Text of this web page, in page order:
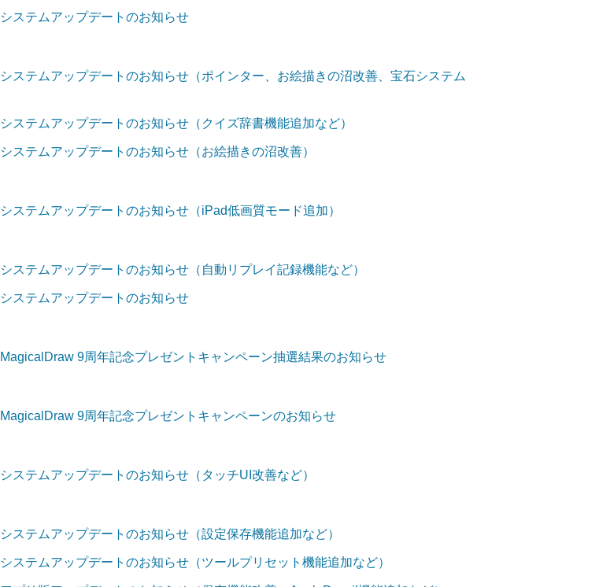
システムアップデートのお知らせ
システムアップデートのお知らせ（ポインター、お絵描きの沼改善、宝石システム
システムアップデートのお知らせ（クイズ辞書機能追加など）
システムアップデートのお知らせ（お絵描きの沼改善）
システムアップデートのお知らせ（iPad低画質モード追加）
システムアップデートのお知らせ（自動リプレイ記録機能など）
システムアップデートのお知らせ
MagicalDraw 9周年記念プレゼントキャンペーン抽選結果のお知らせ
MagicalDraw 9周年記念プレゼントキャンペーンのお知らせ
システムアップデートのお知らせ（タッチUI改善など）
システムアップデートのお知らせ（設定保存機能追加など）
システムアップデートのお知らせ（ツールプリセット機能追加など）